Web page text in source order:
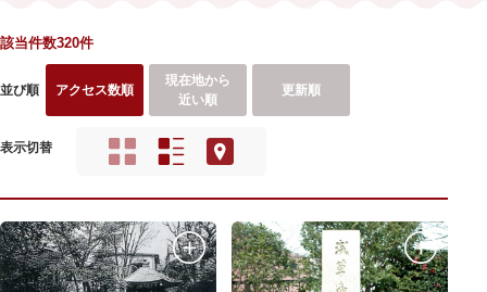
該当件数320件
並び順 アクセス数順
現在地から
近い順
更新順
表示切替